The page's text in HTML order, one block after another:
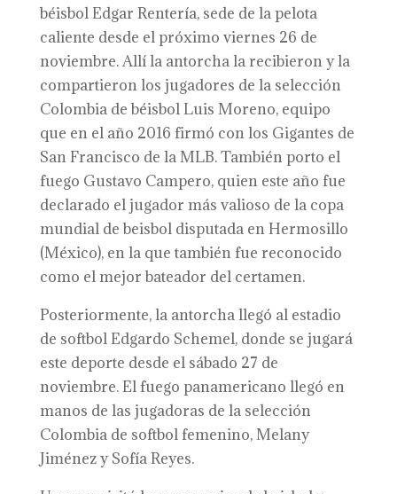
béisbol Edgar Rentería, sede de la pelota
caliente desde el próximo viernes 26 de
noviembre. Allí la antorcha la recibieron y la
compartieron los jugadores de la selección
Colombia de béisbol Luis Moreno, equipo
que en el año 2016 firmó con los Gigantes de
San Francisco de la MLB. También porto el
fuego Gustavo Campero, quien este año fue
declarado el jugador más valioso de la copa
mundial de beisbol disputada en Hermosillo
(México), en la que también fue reconocido
como el mejor bateador del certamen.
Posteriormente, la antorcha llegó al estadio
de softbol Edgardo Schemel, donde se jugará
este deporte desde el sábado 27 de
noviembre. El fuego panamericano llegó en
manos de las jugadoras de la selección
Colombia de softbol femenino, Melany
Jiménez y Sofía Reyes.